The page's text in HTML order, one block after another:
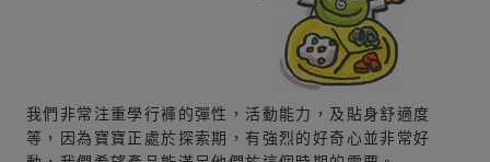
我們非常注重學行褲的彈性，活動能力，及貼身舒適度
等，因為寶寶正處於探索期，有強烈的好奇心並非常好